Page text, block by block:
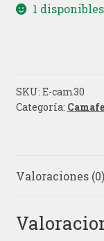
1 disponibles
SKU: E-cam30
Categoría:
Valoraciones (0)